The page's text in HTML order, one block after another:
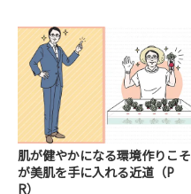
肌が健やかになる環境作りこそ
が美肌を手に入れる近道（P
R）